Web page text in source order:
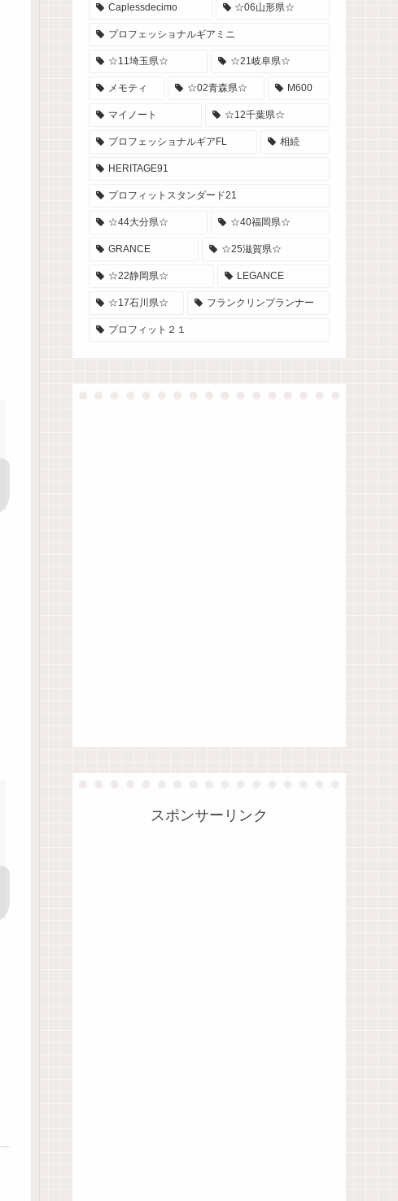
Caplessdecimo ☆06山形県☆
プロフェッショナルギアミニ
☆11埼玉県☆ ☆21岐阜県☆
メモティ ☆02青森県☆ M600
マイノート ☆12千葉県☆
プロフェッショナルギアFL 相続
HERITAGE91
プロフィットスタンダード21
☆44大分県☆ ☆40福岡県☆
GRANCE ☆25滋賀県☆
☆22静岡県☆ LEGANCE
☆17石川県☆ フランクリンプランナー
プロフィット２１
スポンサーリンク